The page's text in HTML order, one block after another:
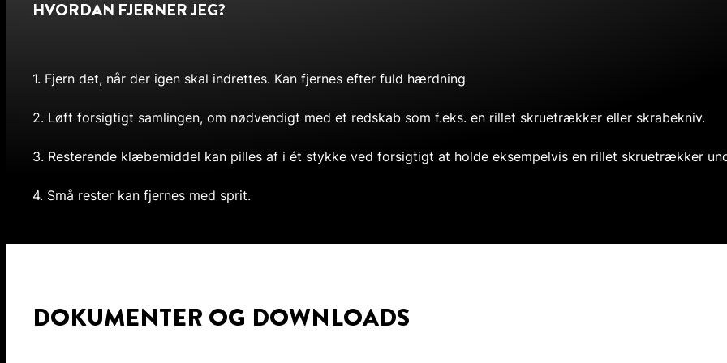
HVORDAN FJERNER JEG?
1. Fjern det, når der igen skal indrettes. Kan fjernes efter fuld hærdning
2. Løft forsigtigt samlingen, om nødvendigt med et redskab som f.eks. en rillet skruetrækker eller skrabekniv.
3. Resterende klæbemiddel kan pilles af i ét stykke ved forsigtigt at holde eksempelvis en rillet skruetrækker
4. Små rester kan fjernes med sprit.
DOKUMENTER OG DOWNLOADS